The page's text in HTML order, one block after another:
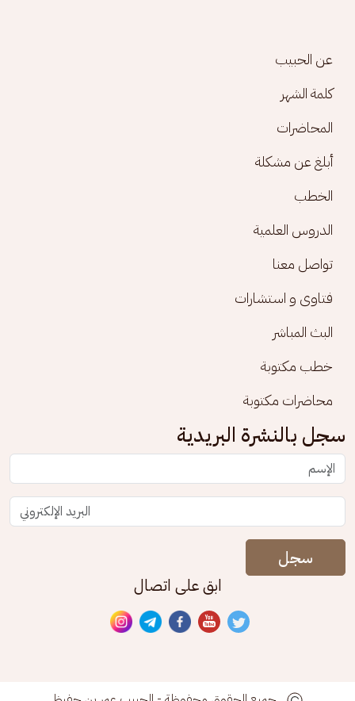
Footer menu
عن الحبيب
كلمة الشهر
المحاضرات
أبلغ عن مشكلة
الخطب
الدروس العلمية
تواصل معنا
فتاوى و استشارات
البث المباشر
خطب مكتوبة
محاضرات مكتوبة
سجل بالنشرة البريدية
سجل
ابق على اتصال